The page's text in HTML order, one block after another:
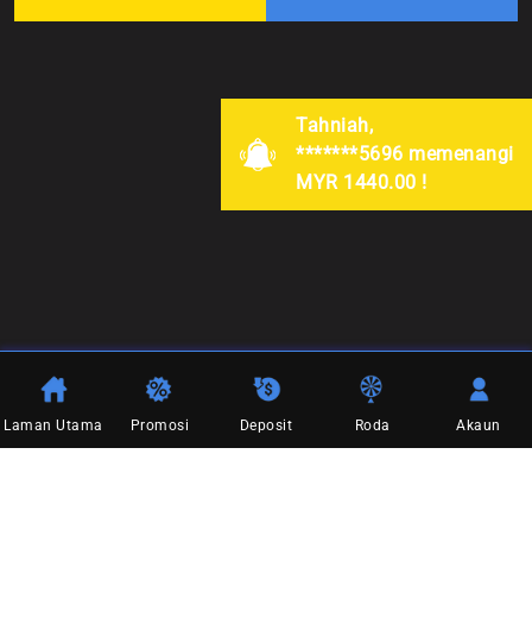
Tahniah,
*******5696 memenangi
MYR 1440.00 !
Laman Utama Promosi Deposit Roda Akaun